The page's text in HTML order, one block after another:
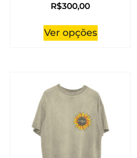
R$300,00
Ver opções